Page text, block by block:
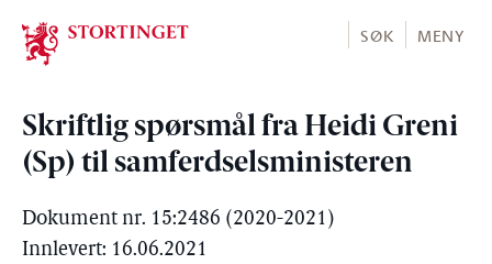
Stortinget.no
SØK MENY
Skriftlig spørsmål fra Heidi Greni
(Sp) til samferdselsministeren
Dokument nr. 15:2486 (2020-2021)
Innlevert: 16.06.2021